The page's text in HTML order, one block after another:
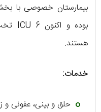
بیمارستان خصوصی
هستند.
خدمات:
حلق و بینی، عفونی